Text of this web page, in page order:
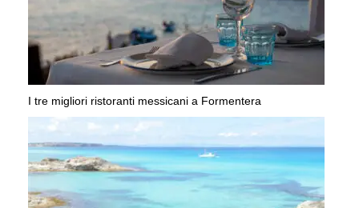
I tre migliori ristoranti messicani a Formentera